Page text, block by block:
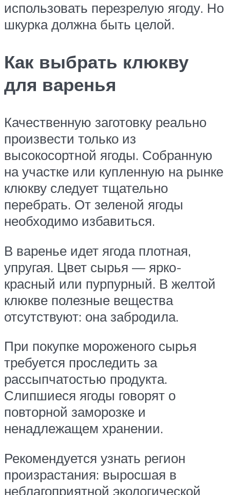
использовать перезрелую ягоду. Но
шкурка должна быть целой.
Как выбрать клюкву
для варенья
Качественную заготовку реально
произвести только из
высокосортной ягоды. Собранную
на участке или купленную на рынке
клюкву следует тщательно
перебрать. От зеленой ягоды
необходимо избавиться.
В варенье идет ягода плотная,
упругая. Цвет сырья — ярко-
красный или пурпурный. В желтой
клюкве полезные вещества
отсутствуют: она забродила.
При покупке мороженого сырья
требуется проследить за
рассыпчатостью продукта.
Слипшиеся ягоды говорят о
повторной заморозке и
ненадлежащем хранении.
Рекомендуется узнать регион
произрастания: выросшая в
неблагоприятной экологической